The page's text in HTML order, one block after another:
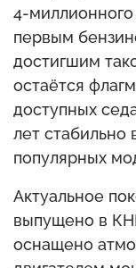
4-
первым
достигшим
остаётся
доступных
лет стабильно
популярных
Актуальное
выпущено в
оснащено